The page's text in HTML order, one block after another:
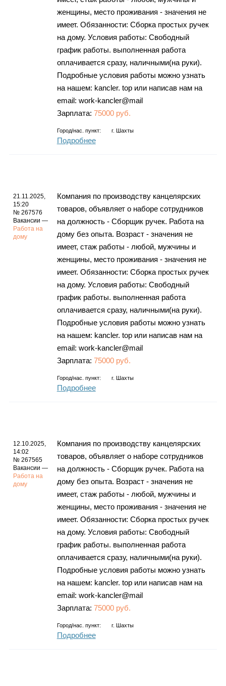
женщины, место проживания - значения не
имеет. Обязанности: Сборка простых ручек
на дому. Условия работы: Свободный
график работы. выполненная работа
оплачивается сразу, наличными(на руки).
Подробные условия работы можно узнать
на нашем: kancler. top или написав нам на
email: work-kancler@mail
Зарплата: 75000 руб.
Город/нас. пункт: г. Шахты
Подробнее
21.11.2025,
15:20
№ 267576
Вакансии —
Работа на
дому
Компания по производству канцелярских
товаров, объявляет о наборе сотрудников
на должность - Сборщик ручек. Работа на
дому без опыта. Возраст - значения не
имеет, стаж работы - любой, мужчины и
женщины, место проживания - значения не
имеет. Обязанности: Сборка простых ручек
на дому. Условия работы: Свободный
график работы. выполненная работа
оплачивается сразу, наличными(на руки).
Подробные условия работы можно узнать
на нашем: kancler. top или написав нам на
email: work-kancler@mail
Зарплата: 75000 руб.
Город/нас. пункт: г. Шахты
Подробнее
12.10.2025,
14:02
№ 267565
Вакансии —
Работа на
дому
Компания по производству канцелярских
товаров, объявляет о наборе сотрудников
на должность - Сборщик ручек. Работа на
дому без опыта. Возраст - значения не
имеет, стаж работы - любой, мужчины и
женщины, место проживания - значения не
имеет. Обязанности: Сборка простых ручек
на дому. Условия работы: Свободный
график работы. выполненная работа
оплачивается сразу, наличными(на руки).
Подробные условия работы можно узнать
на нашем: kancler. top или написав нам на
email: work-kancler@mail
Зарплата: 75000 руб.
Город/нас. пункт: г. Шахты
Подробнее